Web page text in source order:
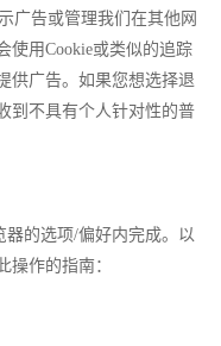
广告或管理我们在其他网
使用Cookie或类似的追踪
供广告。如果您想选择退
到不具有个人针对性的普
器的选项/偏好内完成。以
操作的指南：